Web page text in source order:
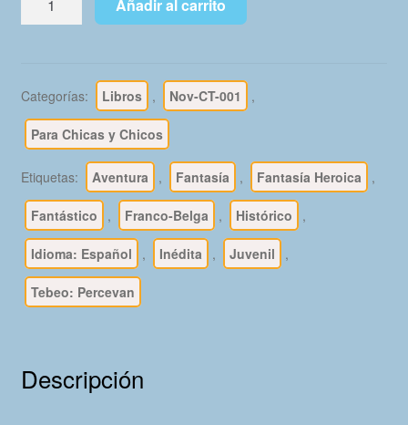
-
1982
15
Libros
En
Formato
PDF
Descarga
Inmediata
Añadir al carrito
Categorías: Libros , Nov-CT-001 ,
Para Chicas y Chicos
Etiquetas: Aventura , Fantasía , Fantasía Heroica ,
Fantástico , Franco-Belga , Histórico ,
Idioma: Español , Inédita , Juvenil ,
Tebeo: Percevan
Descripción